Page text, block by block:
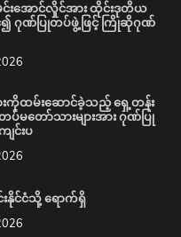
င်းအောင်လှိုင်အား ထိုင်းဒုတိယ
င်၍ ဂုဏ်ပြုတပ်ဖွဲ့ဖြင့် ကြိုဆိုဂုဏ်
းကိုထမ်းဆောင်ခဲ့သည့် ရှေ့တန်း
တပ်မတော်သားများအား ဂုဏ်ပြု
င်းပ
နိုင်ငံသို့ ရောက်ရှိ